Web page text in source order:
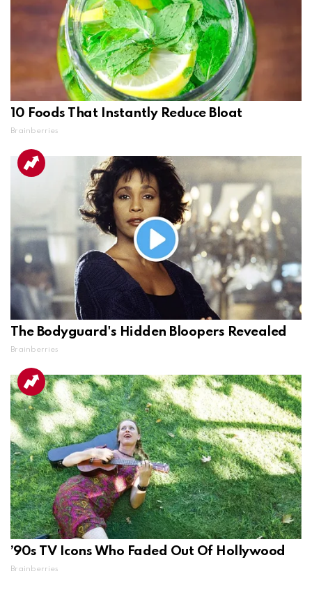
10 Foods That Instantly Reduce Bloat
Brainberries
The Bodyguard's Hidden Bloopers Revealed
Brainberries
’90s TV Icons Who Faded Out Of Hollywood
Brainberries